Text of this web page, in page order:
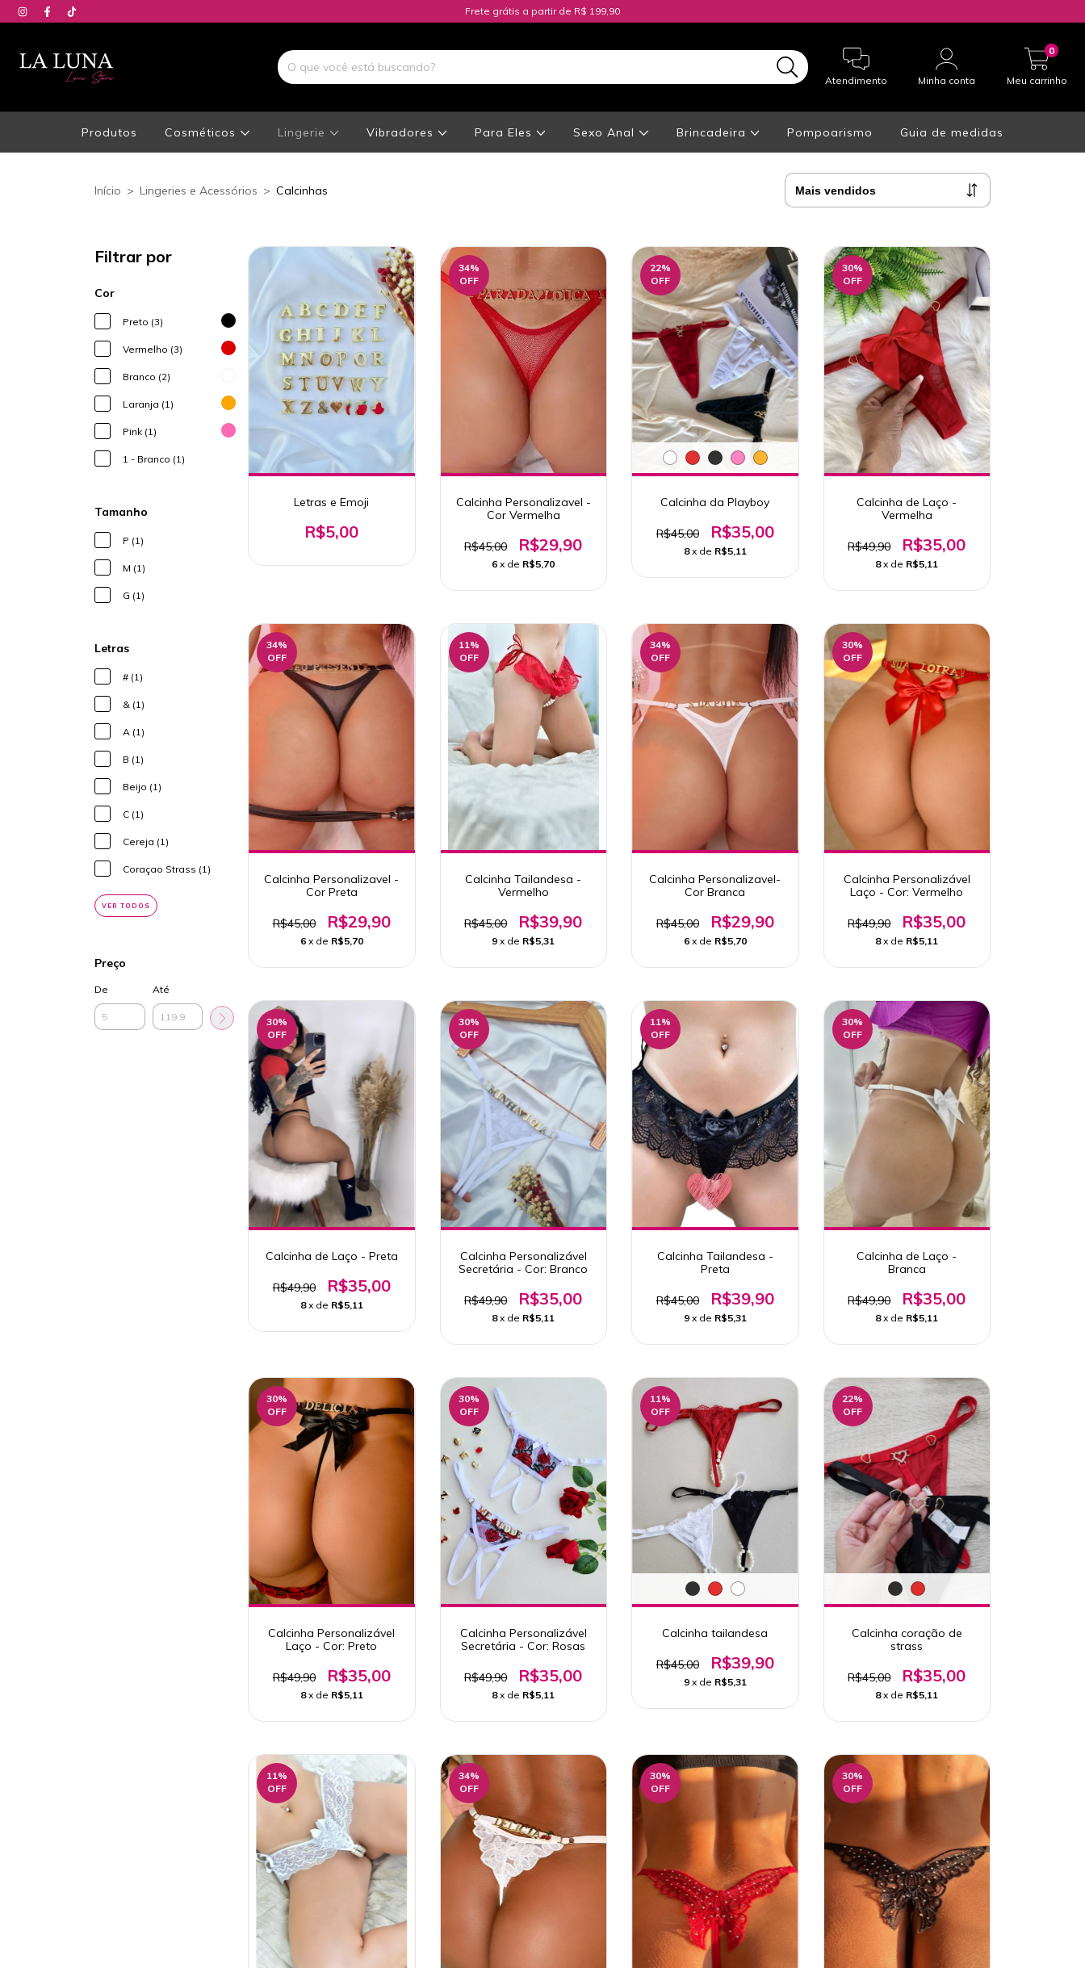
Frete grátis a partir de R$ 199,90
Atendimento Minha conta Meu carrinho
0
Produtos Cosméticos Lingerie Vibradores Para Eles Sexo Anal Brincadeira Pompoarismo Guia de medidas
Início > Lingeries e Acessórios > Calcinhas
Filtrar por
Cor
Preto (3)
Vermelho (3)
Branco (2)
Laranja (1)
Pink (1)
1 - Branco (1)
Tamanho
P (1)
M (1)
G (1)
Letras
# (1)
& (1)
A (1)
B (1)
Beijo (1)
C (1)
Cereja (1)
Coraçao Strass (1)
VER TODOS
Preço
De Até
Letras e Emoji
R$5,00
34%
OFF
Calcinha Personalizavel -
Cor Vermelha
R$45,00 R$29,90
6 x de R$5,70
22%
OFF
Calcinha da Playboy
R$45,00 R$35,00
8 x de R$5,11
30%
OFF
Calcinha de Laço -
Vermelha
R$49,90 R$35,00
8 x de R$5,11
34%
OFF
Calcinha Personalizavel -
Cor Preta
R$45,00 R$29,90
6 x de R$5,70
11%
OFF
Calcinha Tailandesa -
Vermelho
R$45,00 R$39,90
9 x de R$5,31
34%
OFF
Calcinha Personalizavel-
Cor Branca
R$45,00 R$29,90
6 x de R$5,70
30%
OFF
Calcinha Personalizável
Laço - Cor: Vermelho
R$49,90 R$35,00
8 x de R$5,11
30%
OFF
Calcinha de Laço - Preta
R$49,90 R$35,00
8 x de R$5,11
30%
OFF
Calcinha Personalizável
Secretária - Cor: Branco
R$49,90 R$35,00
8 x de R$5,11
11%
OFF
Calcinha Tailandesa -
Preta
R$45,00 R$39,90
9 x de R$5,31
30%
OFF
Calcinha de Laço -
Branca
R$49,90 R$35,00
8 x de R$5,11
30%
OFF
Calcinha Personalizável
Laço - Cor: Preto
R$49,90 R$35,00
8 x de R$5,11
30%
OFF
Calcinha Personalizável
Secretária - Cor: Rosas
R$49,90 R$35,00
8 x de R$5,11
11%
OFF
Calcinha tailandesa
R$45,00 R$39,90
9 x de R$5,31
22%
OFF
Calcinha coração de
strass
R$45,00 R$35,00
8 x de R$5,11
11%
OFF
34%
OFF
30%
OFF
30%
OFF